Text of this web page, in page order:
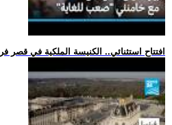
.. افتتاح استثنائي.. الكنيسة الملكية في قصر